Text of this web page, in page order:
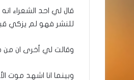
قال لي احد الشعراء
للنشر فهو لم يزكي
وقالت لي أخرى ان من
وبينما انا اشهد موت